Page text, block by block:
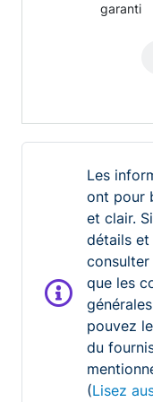
garanti
Les
ont pour
et clair.
détails
consulter
que les
pouvez
du
(Lisez